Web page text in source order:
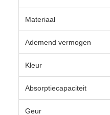
Materiaal
Ademend vermogen
Kleur
Absorptiecapaciteit
Geur